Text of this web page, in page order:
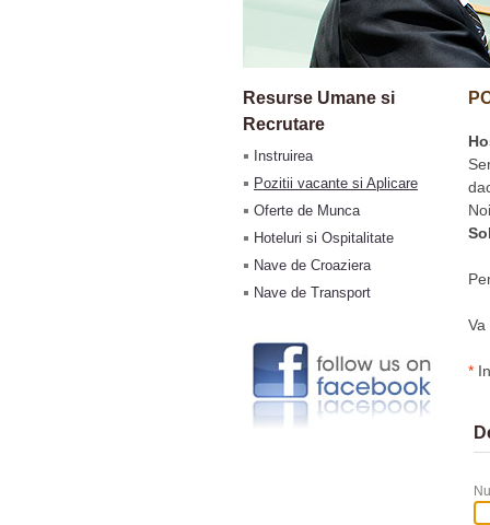
Resurse Umane si
Recrutare
Instruirea
Pozitii vacante si Aplicare
Oferte de Munca
Hoteluri si Ospitalitate
Nave de Croaziera
Nave de Transport
*